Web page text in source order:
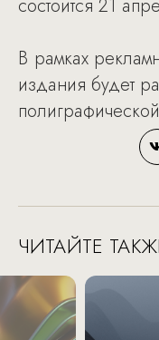
состоится 21
В рамках
издания будет
ЧИТАЙТЕ